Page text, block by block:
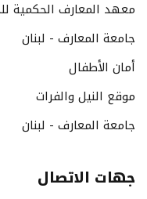
معهد المعارف الحكمية
جامعة المعارف - لبنان
أمان الأطفال
موقع النيل والفرات
جامعة المعارف - لبنان
جهات الاتصال